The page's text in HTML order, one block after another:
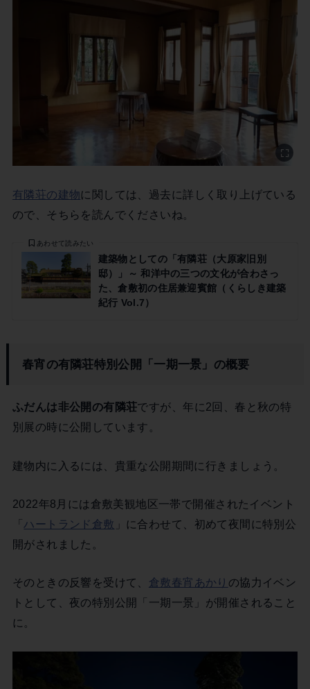
有隣荘の建物に関しては、過去に詳しく取り上げている
ので、そちらを読んでくださいね。
建築物としての「有隣荘（大原家旧別
邸）」～ 和洋中の三つの文化が合わさっ
た、倉敷初の住居兼迎賓館（くらしき建築
紀行 Vol.7）
あわせて読みたい
春宵の有隣荘特別公開「一期一景」の概要
ふだんは非公開の有隣荘ですが、年に2回、春と秋の特
別展の時に公開しています。
建物内に入るには、貴重な公開期間に行きましょう。
2022年8月には倉敷美観地区一帯で開催されたイベント
「ハートランド倉敷
」に合わせて、初めて夜間に特別公
開がされました。
そのときの反響を受けて、 倉敷春宵あかり の協力イベン
トとして、夜の特別公開「一期一景」が開催されること
に。